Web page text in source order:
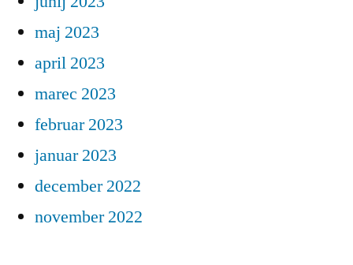
maj 2023
april 2023
marec 2023
februar 2023
januar 2023
december 2022
november 2022